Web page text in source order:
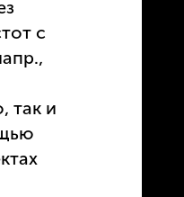
с
так и